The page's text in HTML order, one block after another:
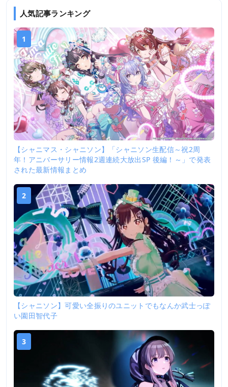
人気記事ランキング
1
【シャニマス・シャニソン】「シャニソン生配信～祝2周
年！アニバーサリー情報2週連続大放出SP 後編！～」で発表
された最新情報まとめ
2
【シャニソン】可愛い全振りのユニットでもなんか武士っぽ
い園田智代子
3